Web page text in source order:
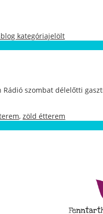
kategóriajelölt
szombat délelőtti
, zöld étterem